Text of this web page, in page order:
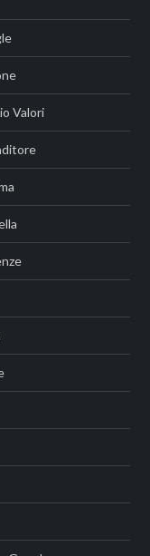
Valori